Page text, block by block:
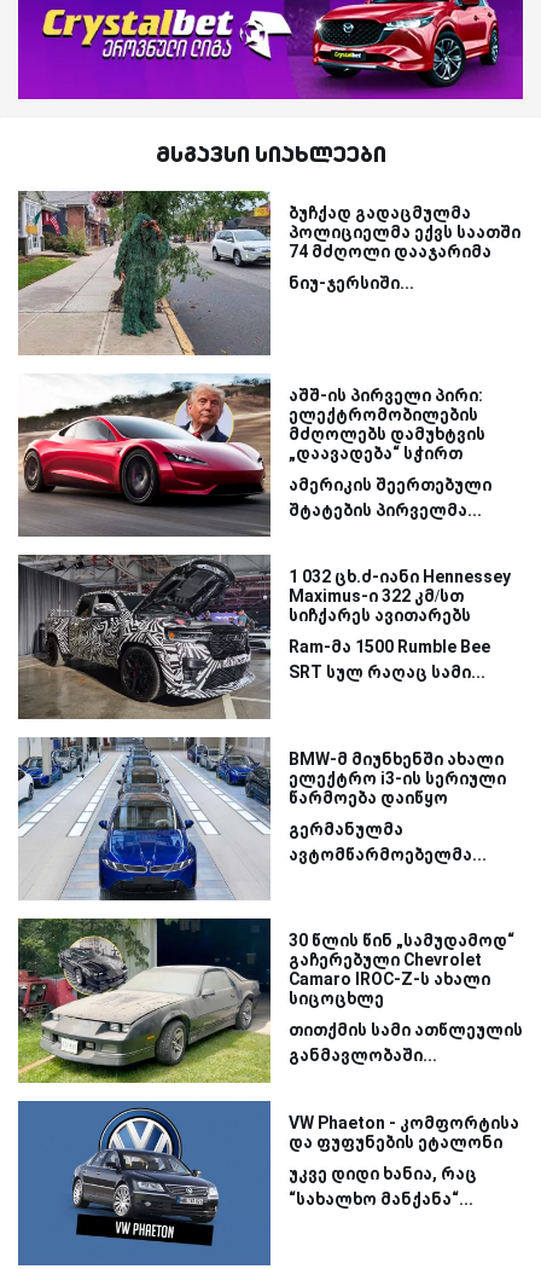
მსგავსი სიახლეები
ბუჩქად გადაცმულმა
პოლიციელმა ექვს საათში
74 მძღოლი დააჯარიმა
ნიუ-ჯერსიში...
აშშ-ის პირველი პირი:
ელექტრომობილების
მძღოლებს დამუხტვის
„დაავადება“ სჭირთ
ამერიკის შეერთებული
შტატების პირველმა...
1 032 ცხ.ძ-იანი Hennessey
Maximus-ი 322 კმ/სთ
სიჩქარეს ავითარებს
Ram-მა 1500 Rumble Bee
SRT სულ რაღაც სამი...
BMW-მ მიუნხენში ახალი
ელექტრო i3-ის სერიული
წარმოება დაიწყო
გერმანულმა
ავტომწარმოებელმა...
30 წლის წინ „სამუდამოდ“
გაჩერებული Chevrolet
Camaro IROC-Z-ს ახალი
სიცოცხლე
თითქმის სამი ათწლეულის
განმავლობაში...
VW Phaeton - კომფორტისა
და ფუფუნების ეტალონი
უკვე დიდი ხანია, რაც
“სახალხო მანქანა“...